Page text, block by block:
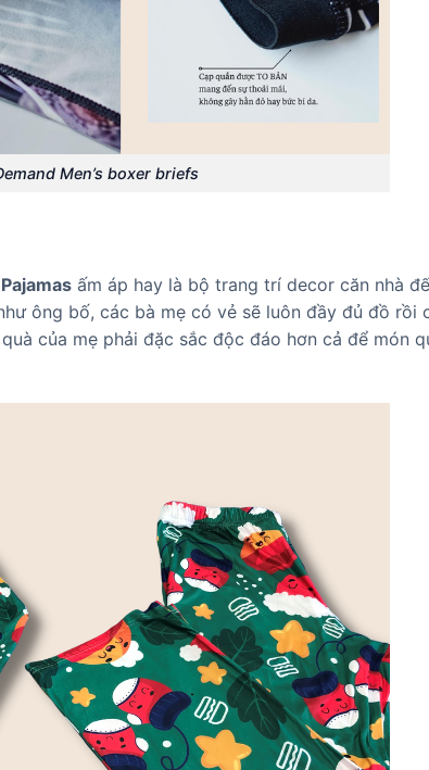
Men’s boxer briefs
Pajamas ấm áp hay là bộ trang trí decor căn nhà
ông bố, các bà mẹ có vẻ sẽ luôn đầy đủ đồ rồi
của mẹ phải đặc sắc độc đáo hơn cả để món